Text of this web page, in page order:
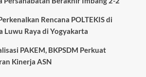
Rencana POLTEKIS di
Luwu Raya di Yogyakarta
PAKEM, BKPSDM Perkuat
Kinerja ASN